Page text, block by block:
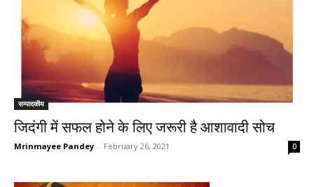
सम्पादकीय
जिदंगी में सफल होने के लिए जरूरी है आशावादी सोच
Mrinmayee Pandey - February 26, 2021 0